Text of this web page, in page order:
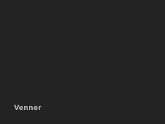
Venner